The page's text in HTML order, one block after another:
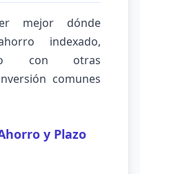
mejor dónde
indexado,
con otras
comunes
y Plazo